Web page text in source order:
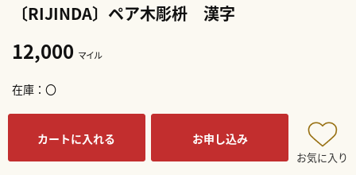
〔RIJINDA〕ペア木彫枡 漢字
12,000 マイル
在庫 〇
カートに入れる お申し込み
お気に入り